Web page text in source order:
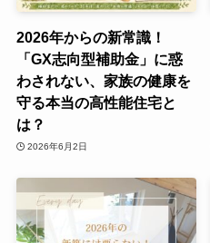
2026年からの新常識！
「GX志向型補助金」に惑
わされない、家族の健康を
守る本当の高性能住宅と
は？
2026年6月2日